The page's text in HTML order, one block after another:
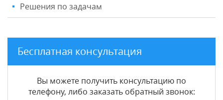
Решения по задачам
Бесплатная консультация
Вы можете получить консультацию по
телефону, либо заказать обратный звонок: